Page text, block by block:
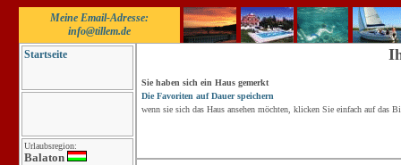
Meine Email-Adresse:
info@tillem.de
Startseite
Urlaubsregion:
Balaton
Sie haben sich ein Haus gemerkt
Die Favoriten auf Dauer speichern
wenn sie sich das Haus ansehen möchten, klicken Sie einfach auf das